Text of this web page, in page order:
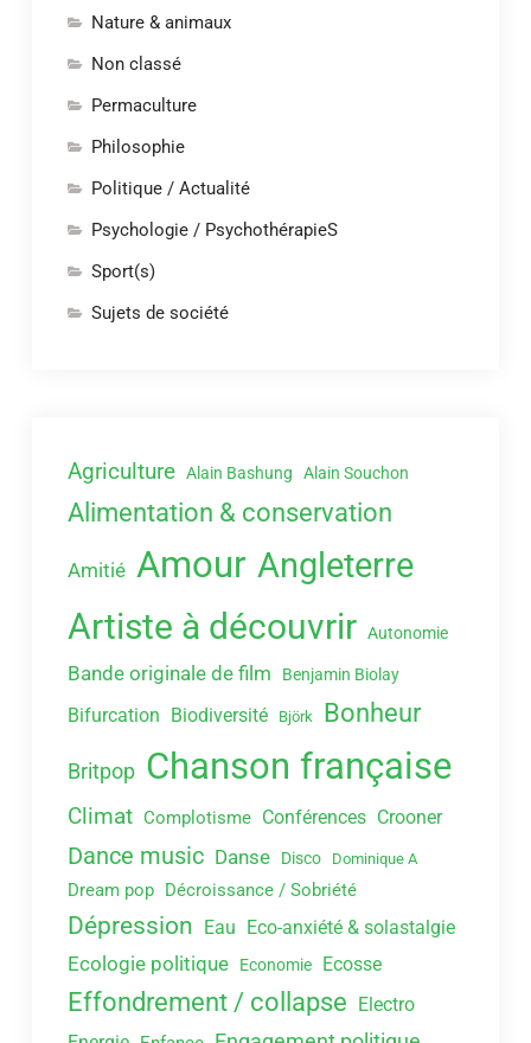
Nature & animaux
Non classé
Permaculture
Philosophie
Politique / Actualité
Psychologie / PsychothérapieS
Sport(s)
Sujets de société
Agriculture Alain Bashung Alain Souchon
Alimentation & conservation
Amitié Amour Angleterre
Artiste à découvrir Autonomie
Bande originale de film Benjamin Biolay
Bifurcation Biodiversité Björk Bonheur
Britpop Chanson française
Climat Complotisme Conférences Crooner
Dance music Danse Disco Dominique A
Dream pop Décroissance / Sobriété
Dépression Eau Eco-anxiété & solastalgie
Ecologie politique Economie Ecosse
Effondrement / collapse Electro